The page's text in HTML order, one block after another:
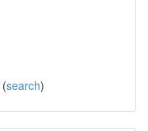
(search)